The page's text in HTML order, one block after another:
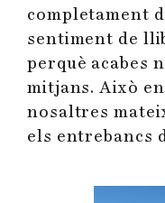
completament
sentiment de
perquè acabes
mitjans. Això
nosaltres
els entrebancs